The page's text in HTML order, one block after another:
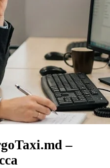
–